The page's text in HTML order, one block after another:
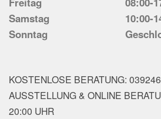
Samstag
10:00-
Sonntag
KOSTENLOSE BERATUNG:
AUSSTELLUNG & ONLINE
20:00 UHR